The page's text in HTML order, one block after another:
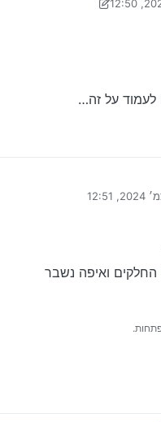
ידי נהג מתחיל
על זה…
על ידי
ואיפה נשבר